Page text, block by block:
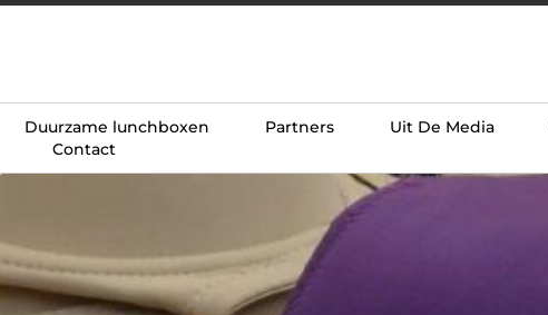
Duurzame lunchboxen Partners Uit De Media
Contact